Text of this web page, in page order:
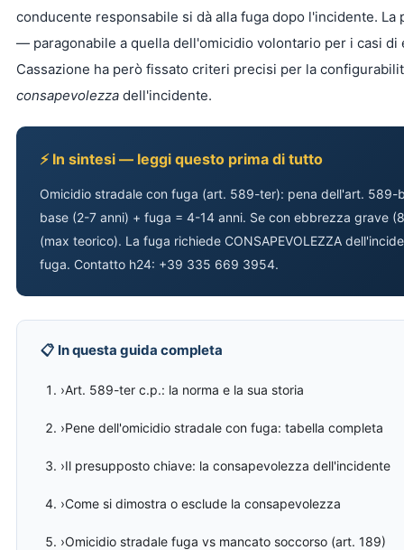
conducente responsabile si dà alla fuga dopo l'incidente. La
— paragonabile a quella dell'omicidio volontario per i casi di
Cassazione ha però fissato criteri precisi per la
consapevolezza dell'incidente.
⚡ In sintesi — leggi questo prima di tutto
Omicidio stradale con fuga (art. 589-ter): pena dell'art. 589-
base (2-7 anni) + fuga = 4-14 anni. Se con ebbrezza grave
(max teorico). La fuga richiede CONSAPEVOLEZZA
fuga. Contatto h24: +39 335 669 3954.
📋 In questa guida completa
›Art. 589-ter c.p.: la norma e la sua storia
›Pene dell'omicidio stradale con fuga: tabella completa
›Il presupposto chiave: la consapevolezza dell'incidente
›Come si dimostra o esclude la consapevolezza
›Omicidio stradale fuga vs mancato soccorso (art. 189)